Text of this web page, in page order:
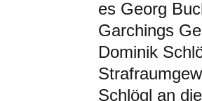
es Georg
Garchings
Dominik
Schlögl an